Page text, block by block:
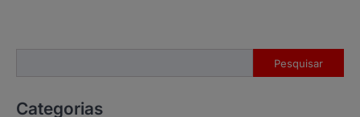
Pesquisar
Categorias